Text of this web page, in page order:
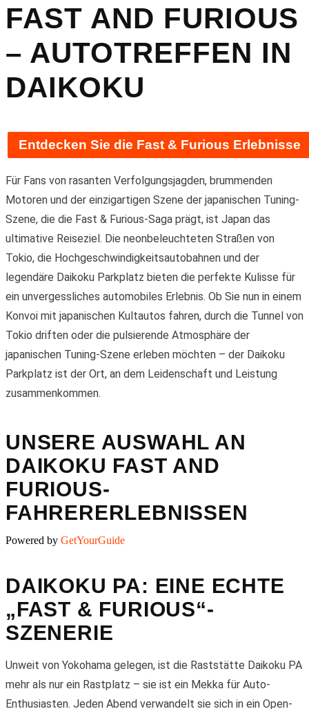
FAST AND FURIOUS
– AUTOTREFFEN IN
DAIKOKU
Entdecken Sie die Fast & Furious Erlebnisse
Für Fans von rasanten Verfolgungsjagden, brummenden
Motoren und der einzigartigen Szene der japanischen Tuning-
Szene, die die Fast & Furious-Saga prägt, ist Japan das
ultimative Reiseziel. Die neonbeleuchteten Straßen von
Tokio, die Hochgeschwindigkeitsautobahnen und der
legendäre Daikoku Parkplatz bieten die perfekte Kulisse für
ein unvergessliches automobiles Erlebnis. Ob Sie nun in einem
Konvoi mit japanischen Kultautos fahren, durch die Tunnel von
Tokio driften oder die pulsierende Atmosphäre der
japanischen Tuning-Szene erleben möchten – der Daikoku
Parkplatz ist der Ort, an dem Leidenschaft und Leistung
zusammenkommen.
UNSERE AUSWAHL AN
DAIKOKU FAST AND
FURIOUS-
FAHRERERLEBNISSEN
Powered by GetYourGuide
DAIKOKU PA: EINE ECHTE
„FAST & FURIOUS“-
SZENERIE
Unweit von Yokohama gelegen, ist die Raststätte Daikoku PA
mehr als nur ein Rastplatz – sie ist ein Mekka für Auto-
Enthusiasten. Jeden Abend verwandelt sie sich in ein Open-